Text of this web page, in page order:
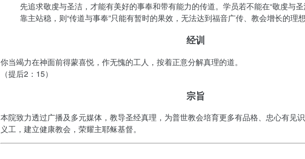
先追求敬虔与圣洁，才能有美好的事奉和带有能力的传道。学员若不能在“敬虔与
靠主站稳，则“传道与事奉”只能有暂时的果效，无法达到福音广传、教会增长的理
经训
你当竭力在神面前得蒙喜悦，作无愧的工人，按着正意分解真理的道。
（提后2：15）
宗旨
本院致力透过广播及多元媒体，教导圣经真理，为普世教会培育更多有品格、忠心有见
义工，建立健康教会，荣耀主耶稣基督。